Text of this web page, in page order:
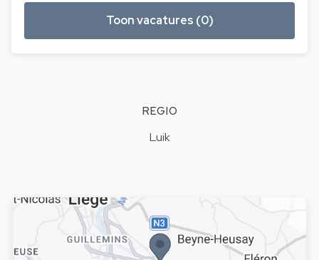
Toon vacatures (0)
REGIO
Luik